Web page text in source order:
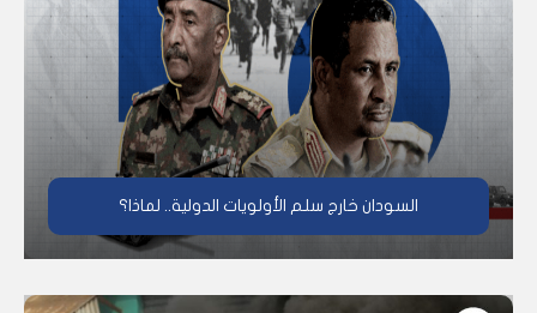
السودان خارج سلم الأولويات الدولية.. لماذا؟